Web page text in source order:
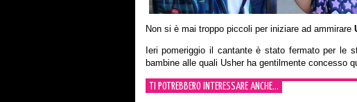
Non si è mai troppo piccoli per iniziare ad ammirare
Ieri pomeriggio il cantante è stato fermato per le
bambine alle quali Usher ha gentilmente concesso
TI POTREBBERO INTERESSARE ANCHE...